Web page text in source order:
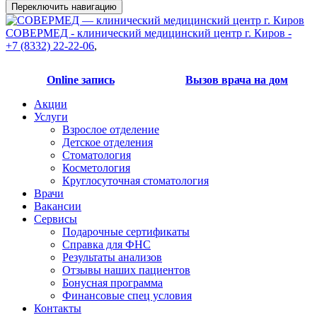
Переключить навигацию
СОВЕРМЕД - клинический медицинский центр г. Киров -
+7 (8332) 22-22-06,
Online запись
Вызов врача на дом
Акции
Услуги
Взрослое отделение
Детское отделения
Стоматология
Косметология
Круглосуточная стоматология
Врачи
Вакансии
Сервисы
Подарочные сертификаты
Справка для ФНС
Результаты анализов
Отзывы наших пациентов
Бонусная программа
Финансовые спец условия
Контакты